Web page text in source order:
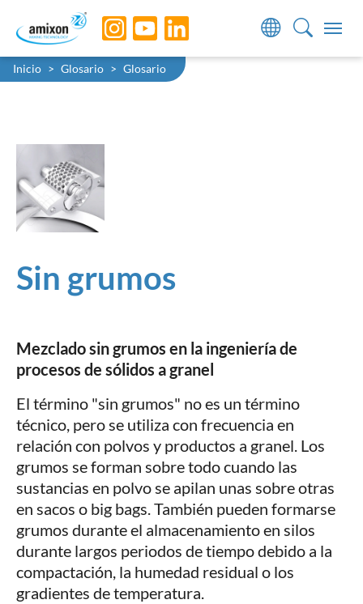
Skip to main navigation
Skip to main content
Skip to page footer
You are here:
Inicio Glosario Glosario
Sin grumos
Mezclado sin grumos en la ingeniería de
procesos de sólidos a granel
El término "sin grumos" no es un término
técnico, pero se utiliza con frecuencia en
relación con polvos y productos a granel. Los
grumos se forman sobre todo cuando las
sustancias en polvo se apilan unas sobre otras
en sacos o big bags. También pueden formarse
grumos durante el almacenamiento en silos
durante largos periodos de tiempo debido a la
compactación, la humedad residual o los
gradientes de temperatura.